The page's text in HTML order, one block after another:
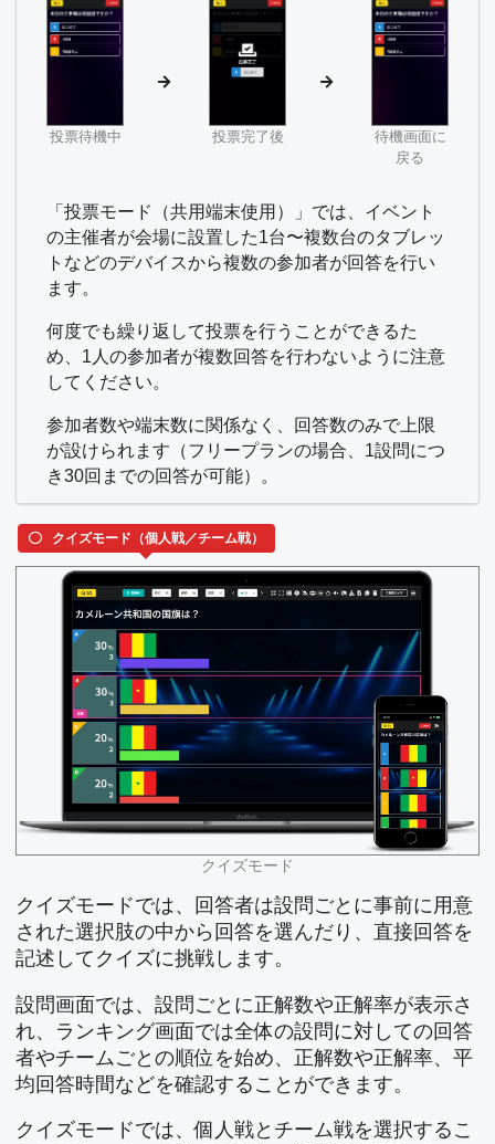
投票待機中 投票完了後
待機画面に
戻る
「投票モード（共用端末使用）」では、イベント
の主催者が会場に設置した1台〜複数台のタブレッ
トなどのデバイスから複数の参加者が回答を行い
ます。
何度でも繰り返して投票を行うことができるた
め、1人の参加者が複数回答を行わないように注意
してください。
参加者数や端末数に関係なく、回答数のみで上限
が設けられます（フリープランの場合、1設問につ
き30回までの回答が可能）。
クイズモード（個人戦／チーム戦）
クイズモード
クイズモードでは、回答者は設問ごとに事前に用意
された選択肢の中から回答を選んだり、直接回答を
記述してクイズに挑戦します。
設問画面では、設問ごとに正解数や正解率が表示さ
れ、ランキング画面では全体の設問に対しての回答
者やチームごとの順位を始め、正解数や正解率、平
均回答時間などを確認することができます。
クイズモードでは、個人戦とチーム戦を選択するこ